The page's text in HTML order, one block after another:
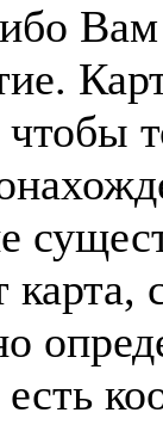
чтобы
карта,